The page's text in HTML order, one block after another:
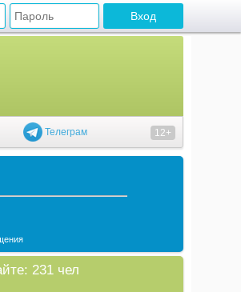
Телеграм 12+
231 чел